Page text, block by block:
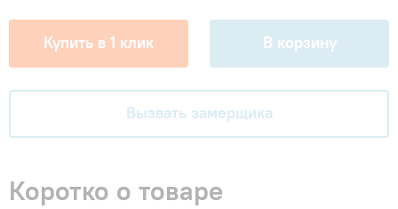
Купить в 1 клик В корзину
Вызвать замерщика
Коротко о товаре